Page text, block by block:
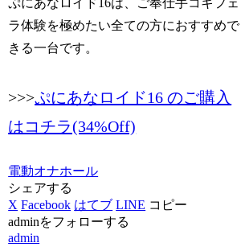
ラ体験を極めたい全ての方におすすめで
きる一台です。
>>>ぷにあなロイド16 のご購入
はコチラ(34%Off)
電動オナホール
シェアする
X Facebook はてブ LINE コピー
adminをフォローする
admin